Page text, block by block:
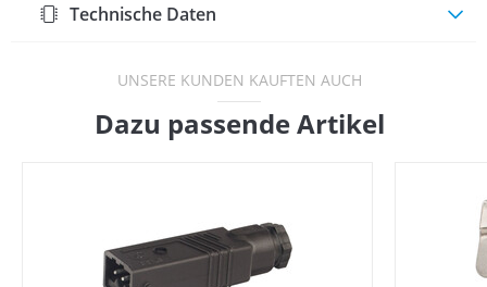
Technische Daten
UNSERE KUNDEN KAUFTEN AUCH
Dazu passende Artikel